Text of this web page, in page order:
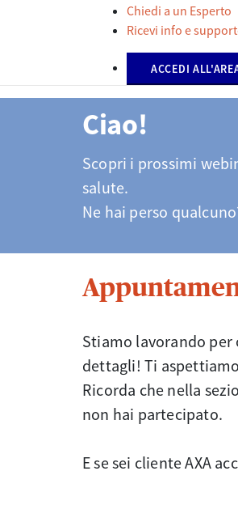
Chiedi a un Esperto
Ricevi info e
ACCEDI
Ciao!
Scopri i prossimi
salute.
​​​​​​​Ne hai perso
Stiamo lavorando
dettagli! Ti
Ricorda che nella
non hai partecipato.
E se sei cliente AXA